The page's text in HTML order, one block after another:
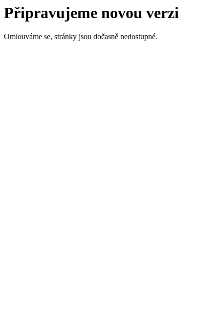
Připravujeme novou verzi
Omlouváme se, stránky jsou dočasně nedostupné.